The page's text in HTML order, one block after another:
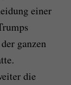
einer
ganzen
die